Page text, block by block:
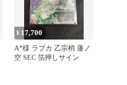
¥ 17,700
A*様 ラブカ 乙宗梢 蓮ノ
空 SEC 箔押しサイン